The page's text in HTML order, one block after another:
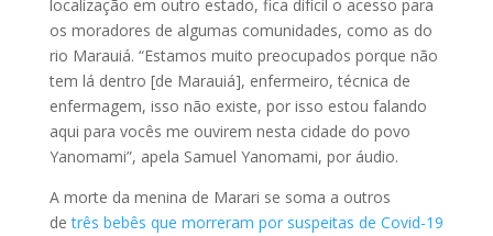
localização em outro estado, fica difícil o acesso para
os moradores de algumas comunidades, como as do
rio Marauiá. “Estamos muito preocupados porque não
tem lá dentro [de Marauiá], enfermeiro, técnica de
enfermagem, isso não existe, por isso estou falando
aqui para vocês me ouvirem nesta cidade do povo
Yanomami”, apela Samuel Yanomami, por áudio.
A morte da menina de Marari se soma a outros
detrês bebês que morreram por suspeitas de Covid-19